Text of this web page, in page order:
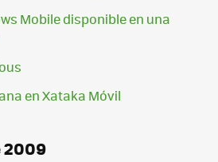
Mobile disponible en una
en Xataka Móvil
2009